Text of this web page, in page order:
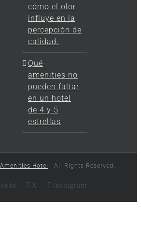
cómo el olor
influye en la
percepción de
calidad.
Qué
amenities no
pueden faltar
en un hotel
de 4 y 5
estrellas
Amenities Hotel | All Rights Reserved.
X Instagram